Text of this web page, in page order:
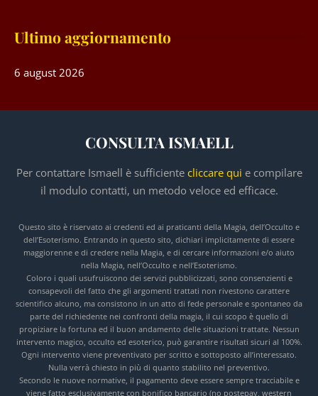
Ultimo aggiornamento
6 august 2026
CONSULTA ISMAELL
Per contattare Ismaell è sufficiente cliccare qui e compilare
il modulo contatti, un metodo veloce ed efficace.
Questo sito è riservato ai credenti ed ai praticanti della Magia, dell’Occulto e
dell’Esoterismo. Entrando in questo sito, dichiari implicitamente di essere
maggiorenne e di credere nella Magia, e di cercare informazioni e/o aiuto
nella Magia, nell’Occulto e nell’Esoterismo.
Coloro i quali usufruiscono dei servizi pubblicizzati, sono consenzienti e
consapevoli del fatto che gli argomenti trattati non rivestono carattere
scientifico alcuno, ma consistono in un atto di fede personale e spontaneo da
parte del richiedente nei confronti della magia, il cui scopo è quello di
propiziare la fortuna ed il buon andamento delle situazioni trattate. Nessun
intervento magico, occulto ed esoterico, può garantire risultati sicuri al 100%.
Ogni intervento viene preventivato per scritto e sottoposto all’interessato.
Nulla verrà chiesto in più di quanto stabilito nel preventivo.
Secondo le nuove normative, il pagamento deve essere sempre tracciabile e
viene fatto esclusivamente con bonifico bancario (no postepay, western